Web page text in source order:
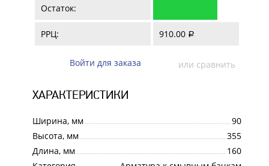
Остаток:
РРЦ: 910.00 a
Войти для заказа или сравнить
ХАРАКТЕРИСТИКИ
Ширина, мм
90
Высота, мм
355
Длина, мм
160